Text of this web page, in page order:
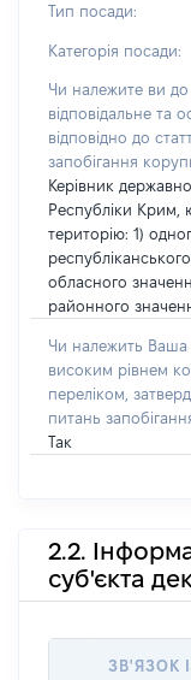
Тип посади:
Категорія посади:
Чи належите ви до
відповідальне та
відповідно до
запобігання
Керівник
Республіки Крим,
територію: 1)
обласного
районного
Чи належить Ваша
високим рівнем
переліком,
питань
Так
2.2.
суб'єкта
ЗВ'ЯЗОК